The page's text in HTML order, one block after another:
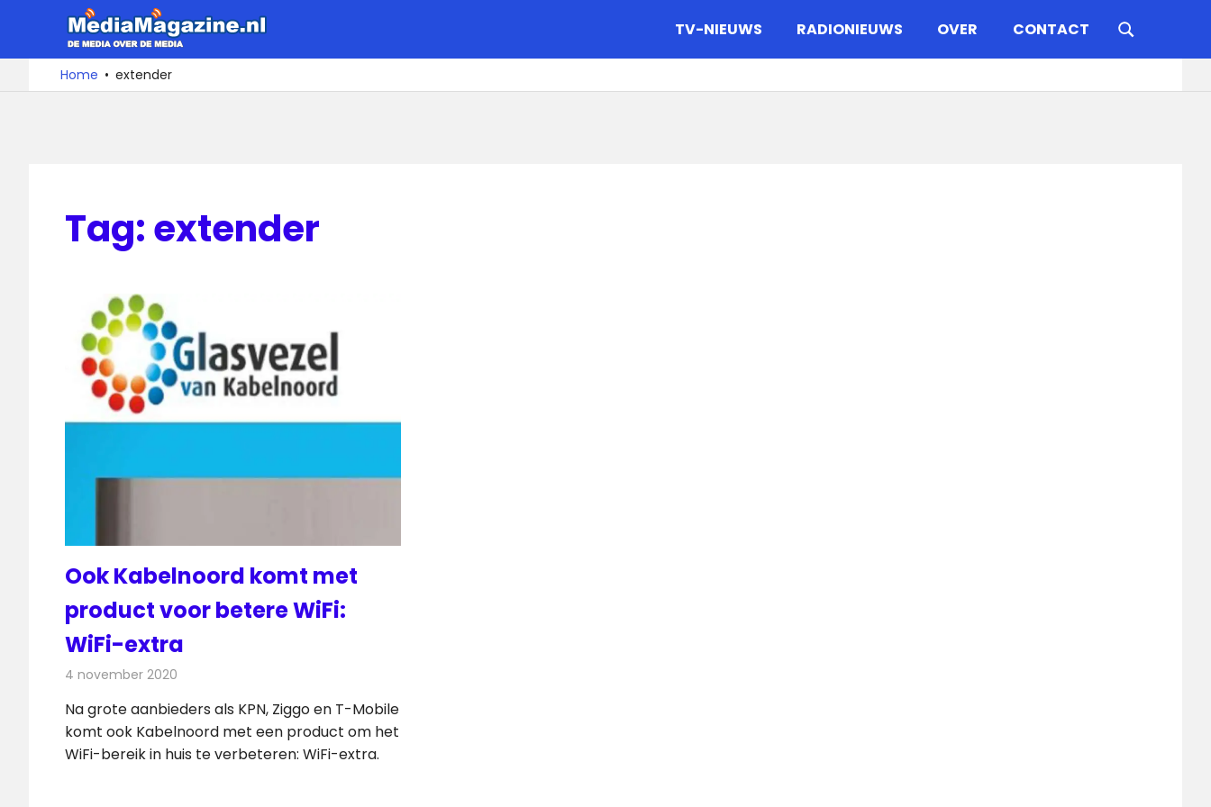
de
De
media
over
TV-NIEUWS RADIONIEUWS OVER CONTACT
Home extender
Tag:extender
Ook Kabelnoord komt met
product voor betere WiFi:
WiFi-extra
4 november 2020
Na grote aanbieders als KPN, Ziggo en T-Mobile
komt ook Kabelnoord met een product om het
WiFi-bereik in huis te verbeteren: WiFi-extra.